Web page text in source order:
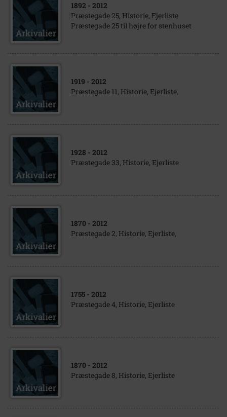
1892 - 2012
Præstegade 25, Historie, Ejerliste
Præstegade 25 til højre for stenhuset
1919 - 2012
Præstegade 11, Historie, Ejerliste,
1928 - 2012
Præstegade 33, Historie, Ejerliste
1870 - 2012
Præstegade 2, Historie, Ejerliste,
1755 - 2012
Præstegade 4, Historie, Ejerliste
1870 - 2012
Præstegade 8, Historie, Ejerliste